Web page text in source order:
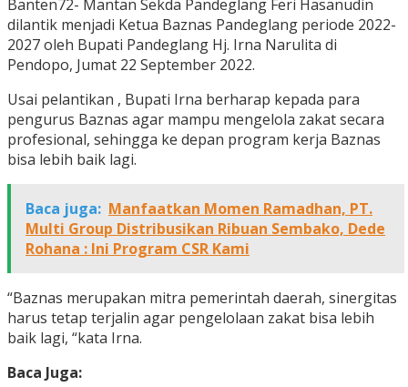
Banten72- Mantan Sekda Pandeglang Feri Hasanudin
dilantik menjadi Ketua Baznas Pandeglang periode 2022-
2027 oleh Bupati Pandeglang Hj. Irna Narulita di
Pendopo, Jumat 22 September 2022.
Usai pelantikan , Bupati Irna berharap kepada para
pengurus Baznas agar mampu mengelola zakat secara
profesional, sehingga ke depan program kerja Baznas
bisa lebih baik lagi.
Baca juga: Manfaatkan Momen Ramadhan, PT.
Multi Group Distribusikan Ribuan Sembako, Dede
Rohana : Ini Program CSR Kami
“Baznas merupakan mitra pemerintah daerah, sinergitas
harus tetap terjalin agar pengelolaan zakat bisa lebih
baik lagi, “kata Irna.
Baca Juga: